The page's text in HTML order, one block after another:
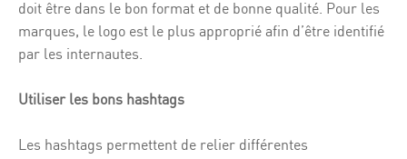
doit être dans le bon format et de bonne qualité. Pour les
marques, le logo est le plus approprié afin d’être identifié
par les internautes.
Utiliser les bons hashtags
Les hashtags permettent de relier différentes